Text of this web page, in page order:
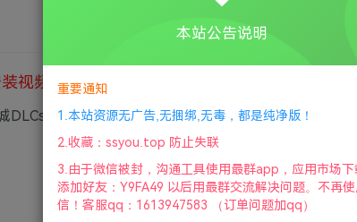
视频教程 ③
DLCs|官方简体中文|支持键盘.鼠标.手柄|赠修改器+存
本站公告说明
重要通知
1.本站资源无广告,无捆绑,无毒，都是纯净版！
2.收藏：ssyou.top 防止失联
3.由于微信被封，沟通工具使用最群app，应用市场下
添加好友：Y9FA49 以后用最群交流解决问题。不再
信！客服qq：1613947583 （订单问题加qq）